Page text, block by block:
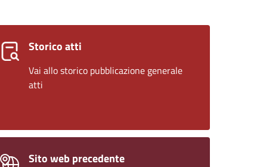
Storico atti
Vai allo storico pubblicazione generale
atti
Sito web precedente